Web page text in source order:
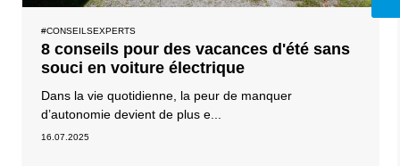
#CONSEILSEXPERTS
8 conseils pour des vacances d'été sans
souci en voiture électrique
Dans la vie quotidienne, la peur de manquer
d’autonomie devient de plus e...
16.07.2025